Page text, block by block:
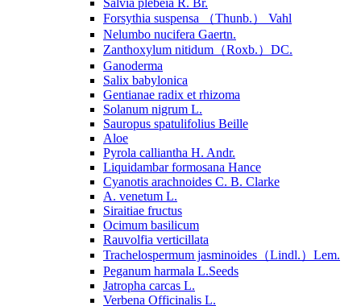
Salvia plebeia R. Br.
Forsythia suspensa （Thunb.） Vahl
Nelumbo nucifera Gaertn.
Zanthoxylum nitidum（Roxb.）DC.
Ganoderma
Salix babylonica
Gentianae radix et rhizoma
Solanum nigrum L.
Sauropus spatulifolius Beille
Aloe
Pyrola calliantha H. Andr.
Liquidambar formosana Hance
Cyanotis arachnoides C. B. Clarke
A. venetum L.
Siraitiae fructus
Ocimum basilicum
Rauvolfia verticillata
Trachelospermum jasminoides（Lindl.）Lem.
Peganum harmala L.Seeds
Jatropha carcas L.
Verbena Officinalis L.